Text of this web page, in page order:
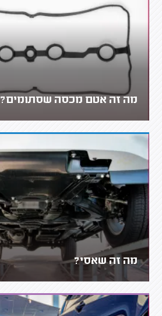
מה זה אטם מכסה שסתומים?
מה זה שאסי?